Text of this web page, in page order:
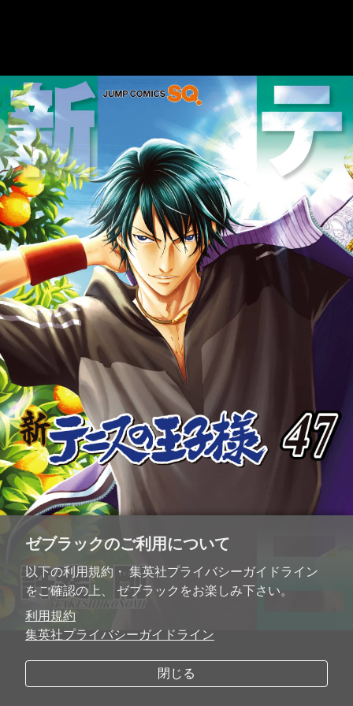
ゼブラックのご利用について
以下の利用規約・ 集英社プライバシーガイドライン
をご確認の上、 ゼブラックをお楽しみ下さい。
利用規約
集英社プライバシーガイドライン
閉じる